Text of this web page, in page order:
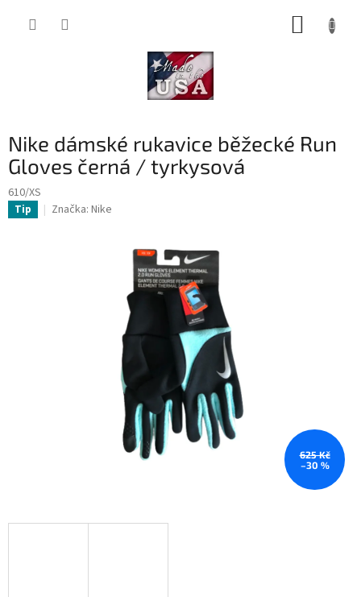
Nike dámské rukavice běžecké Run
Gloves černá / tyrkysová
610/XS
Tip Značka: Nike
625 Kč
–30 %